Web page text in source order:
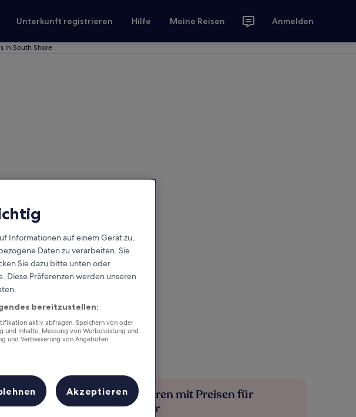
Unterkunft registrieren Hilfe Meine Reisen Anmelden
in South Shore
Mehr sparen mit Preisen für
Mitglieder
Informationen auf einem Gerät zu,
Daten zu verarbeiten. Sie
Sie dazu bitte unten oder
Diese Präferenzen werden unseren
bereitzustellen:
aktiv abfragen. Speichern von oder
Inhalte, Messung von Werbeleistung und
und Verbesserung von Angeboten.
Akzeptieren